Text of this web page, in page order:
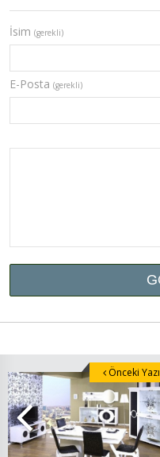
İsim (gerekli)
E-Posta (gerekli)
Önceki Yazı